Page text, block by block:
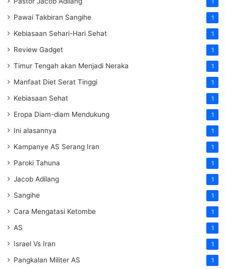
1
Pawai Takbiran Sangihe 1
Kebiasaan Sehari-Hari Sehat 1
Review Gadget 1
Timur Tengah akan Menjadi Neraka 1
Manfaat Diet Serat Tinggi 1
Kebiasaan Sehat 1
Eropa Diam-diam Mendukung 1
Ini alasannya 1
Kampanye AS Serang Iran 1
Paroki Tahuna 1
Jacob Adilang 1
Sangihe 1
Cara Mengatasi Ketombe 1
AS 1
Israel Vs Iran 1
Pangkalan Militer AS 1